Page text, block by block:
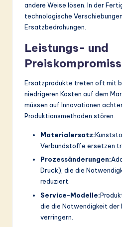
andere Weise lösen. In der
technologische
Ersatzbedrohungen.
Leistungs- und
Ersatzprodukte treten oft mit
niedrigeren Kosten auf dem
müssen auf Innovationen
Produktionsmethoden stören.
Materialersatz:
Verbundstoffe ersetzen
Prozessänderungen:
Druck), die die
reduziert.
Service-Modelle:
die die Notwendigkeit
verringern.